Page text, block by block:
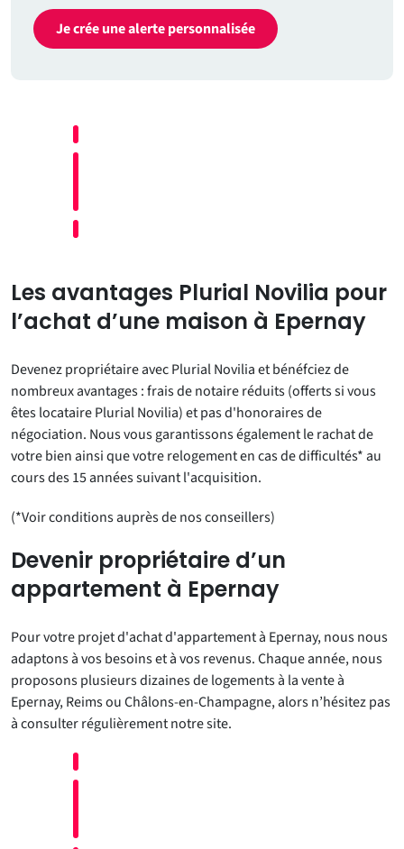
Je crée une alerte personnalisée
Les avantages Plurial Novilia pour
l’achat d’une maison à Epernay
Devenez propriétaire avec Plurial Novilia et bénéfciez de
nombreux avantages : frais de notaire réduits (offerts si vous
êtes locataire Plurial Novilia) et pas d'honoraires de
négociation. Nous vous garantissons également le rachat de
votre bien ainsi que votre relogement en cas de difficultés* au
cours des 15 années suivant l'acquisition.
(*Voir conditions auprès de nos conseillers)
Devenir propriétaire d’un
appartement à Epernay
Pour votre projet d'achat d'appartement à Epernay, nous nous
adaptons à vos besoins et à vos revenus. Chaque année, nous
proposons plusieurs dizaines de logements à la vente à
Epernay, Reims ou Châlons-en-Champagne, alors n’hésitez pas
à consulter régulièrement notre site.